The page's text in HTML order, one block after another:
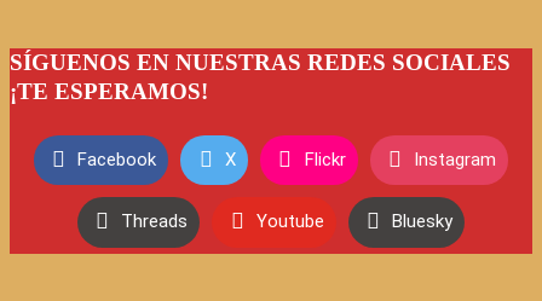
SÍGUENOS EN NUESTRAS REDES SOCIALES
¡TE ESPERAMOS!
Facebook X Flickr Instagram
Threads Youtube Bluesky